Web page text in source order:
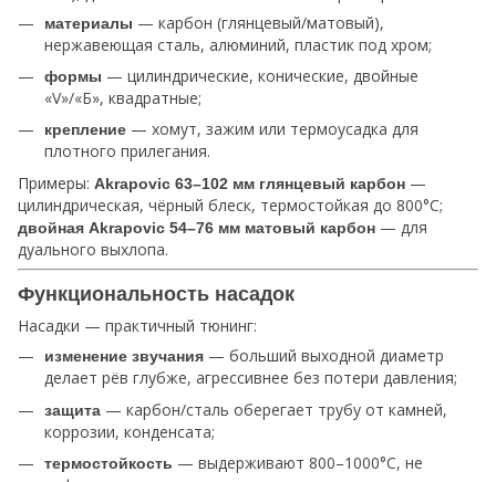
материалы — карбон (глянцевый/матовый),
нержавеющая сталь, алюминий, пластик под хром;
формы — цилиндрические, конические, двойные
«V»/«Б», квадратные;
крепление — хомут, зажим или термоусадка для
плотного прилегания.
Примеры: Akrapovic 63–102 мм глянцевый карбон —
цилиндрическая, чёрный блеск, термостойкая до 800°C;
двойная Akrapovic 54–76 мм матовый карбон — для
дуального выхлопа.
Функциональность насадок
Насадки — практичный тюнинг:
изменение звучания — больший выходной диаметр
делает рёв глубже, агрессивнее без потери давления;
защита — карбон/сталь оберегает трубу от камней,
коррозии, конденсата;
термостойкость — выдерживают 800–1000°C, не